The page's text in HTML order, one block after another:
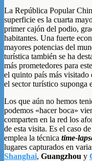
La República Popular
superficie es la cuarta
primer cajón del podio,
habitantes. Una fuerte
mayores potencias del
turística también se ha
más prometedores para
el quinto país más visitado
el sector turístico suponga
Los que aún no hemos
podemos «hacer boca»
comparten en la red los
de esta visita. Es el caso de
emplea la técnica time-
lugares capturados en
Shanghai, Guangzhou y